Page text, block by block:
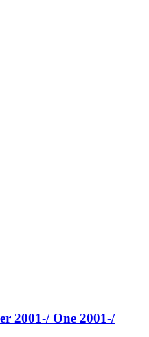
2001-/ One 2001-/